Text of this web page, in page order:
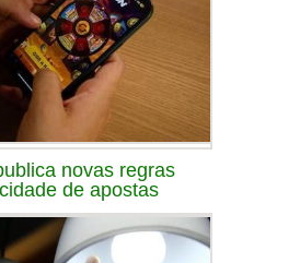
novas regras
de apostas